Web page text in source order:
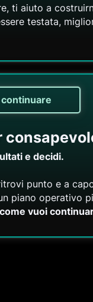
ti aiuto a
testata,
continuare
e decidi.
punto e a
piano operativo
vuoi